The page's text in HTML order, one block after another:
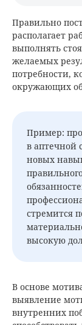
Правильно
располагает
выполнять
желаемых
потребности,
окружающих
Пример:
в аптечной
новых
стремится
высокую
В основе
выявление
внутренних